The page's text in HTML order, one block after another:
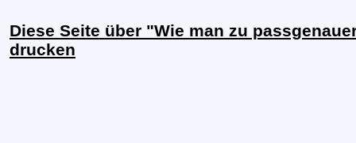
Diese Seite über "Wie man zu
drucken